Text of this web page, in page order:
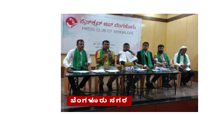
ಬೆಂಗಳೂರು ನಗರ